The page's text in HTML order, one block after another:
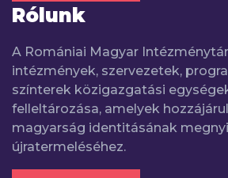
Rólunk
A Romániai Magyar
intézmények, szervezetek,
színterek közigazgatási
felleltározása, amelyek
magyarság identitásának
újratermeléséhez.